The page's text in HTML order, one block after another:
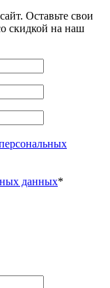
Оставьте свои
скидкой на наш
данных*